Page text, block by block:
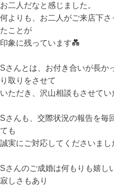
お二人だなと感じました。
何よりも、お二人がご来店下
たことが
印象に残っています💑
Sさんとは、お付き合いが長か
り取りをさせて
いただき、沢山相談もさせてい
Sさんも、交際状況の報告を毎
ても
誠実にご対応してくださいまし
Sさんのご成婚は何もりも嬉し
寂しさもあり